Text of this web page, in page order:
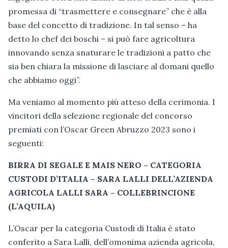
promessa di “trasmettere e consegnare” che è alla
base del concetto di tradizione. In tal senso – ha
detto lo chef dei boschi – si può fare agricoltura
innovando senza snaturare le tradizioni a patto che
sia ben chiara la missione di lasciare al domani quello
che abbiamo oggi”.
Ma veniamo al momento più atteso della cerimonia. I
vincitori della selezione regionale del concorso
premiati con l’Oscar Green Abruzzo 2023 sono i
seguenti:
BIRRA DI SEGALE E MAIS NERO – CATEGORIA
CUSTODI D’ITALIA – SARA LALLI DELL’AZIENDA
AGRICOLA LALLI SARA – COLLEBRINCIONE
(L’AQUILA)
L’Oscar per la categoria Custodi di Italia è stato
conferito a Sara Lalli, dell’omonima azienda agricola,